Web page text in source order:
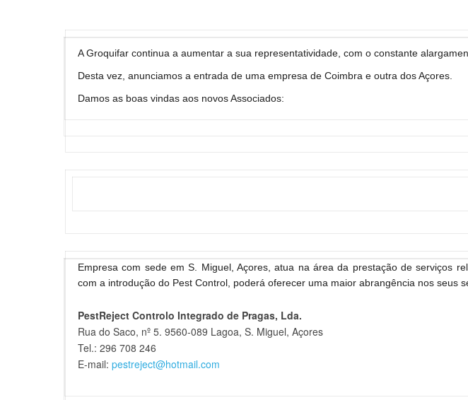
A Groquifar continua a aumentar a sua representatividade, com o constante
Desta vez, anunciamos a entrada de uma empresa de Coimbra e outra dos Açores.
Damos as boas vindas aos novos Associados:
Empresa com sede em S. Miguel, Açores, atua na área da prestação de serviços
com a introdução do Pest Control, poderá oferecer uma maior abrangência nos seus
PestReject Controlo Integrado de Pragas, Lda.
Rua do Saco, nº 5. 9560-089 Lagoa, S. Miguel, Açores
Tel.: 296 708 246
E-mail: pestreject@hotmail.com